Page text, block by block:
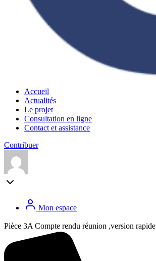
Accueil
Actualités
Le projet
Consultation en ligne
Contact et assistance
Contribuer
Mon espace
Pièce 3A Compte rendu réunion ,version rapide